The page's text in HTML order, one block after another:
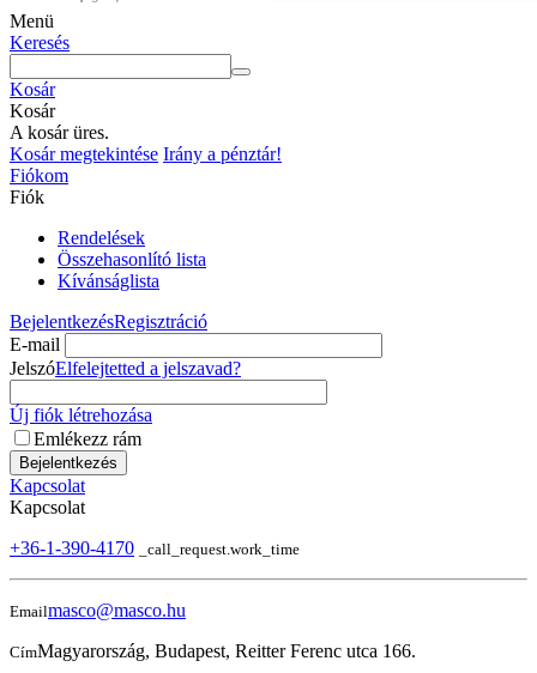
Menü
Keresés
Kosár
Kosár
A kosár üres.
Kosár megtekintése Irány a pénztár!
Fiókom
Fiók
Rendelések
Összehasonlító lista
Kívánságlista
BejelentkezésRegisztráció
E-mail
JelszóElfelejtetted a jelszavad?
Új fiók létrehozása
Emlékezz rám
Bejelentkezés
Kapcsolat
Kapcsolat
+36-1-390-4170
_call_request.work_time
Emailmasco@masco.hu
CímMagyarország, Budapest, Reitter Ferenc utca 166.